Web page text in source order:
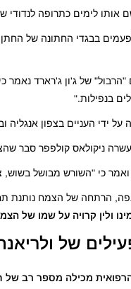
אותו לימים כתרופה לנדודי
של ג'ון ג'רארד נאמר
בנפילות."
ידי העניים בצפון אנגליה
ניקולאס קולפפר סבר
כי "השורש מבושל בשוש,
הרתחה של הצמח
ולין קרויה על שמו של
של
הרפואית מכילה מספר רב